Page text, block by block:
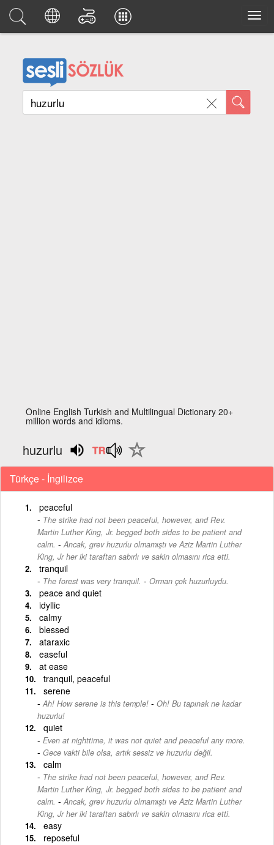
Online English Turkish and Multilingual Dictionary 20+
million words and idioms.
huzurlu
Türkçe - İngilizce
peaceful
The strike had not been peaceful, however, and Rev.
Martin Luther King, Jr. begged both sides to be patient and
calm. - Ancak, grev huzurlu olmamıştı ve Aziz Martin Luther
King, Jr her iki taraftan sabırlı ve sakin olmasını rica etti.
tranquil
The forest was very tranquil. - Orman çok huzurluydu.
peace and quiet
idyllic
calmy
blessed
ataraxic
easeful
at ease
tranquil, peaceful
serene
Ah! How serene is this temple! - Oh! Bu tapınak ne kadar
huzurlu!
quiet
Even at nighttime, it was not quiet and peaceful any more.
- Gece vakti bile olsa, artık sessiz ve huzurlu değil.
calm
The strike had not been peaceful, however, and Rev.
Martin Luther King, Jr. begged both sides to be patient and
calm. - Ancak, grev huzurlu olmamıştı ve Aziz Martin Luther
King, Jr her iki taraftan sabırlı ve sakin olmasını rica etti.
easy
reposeful